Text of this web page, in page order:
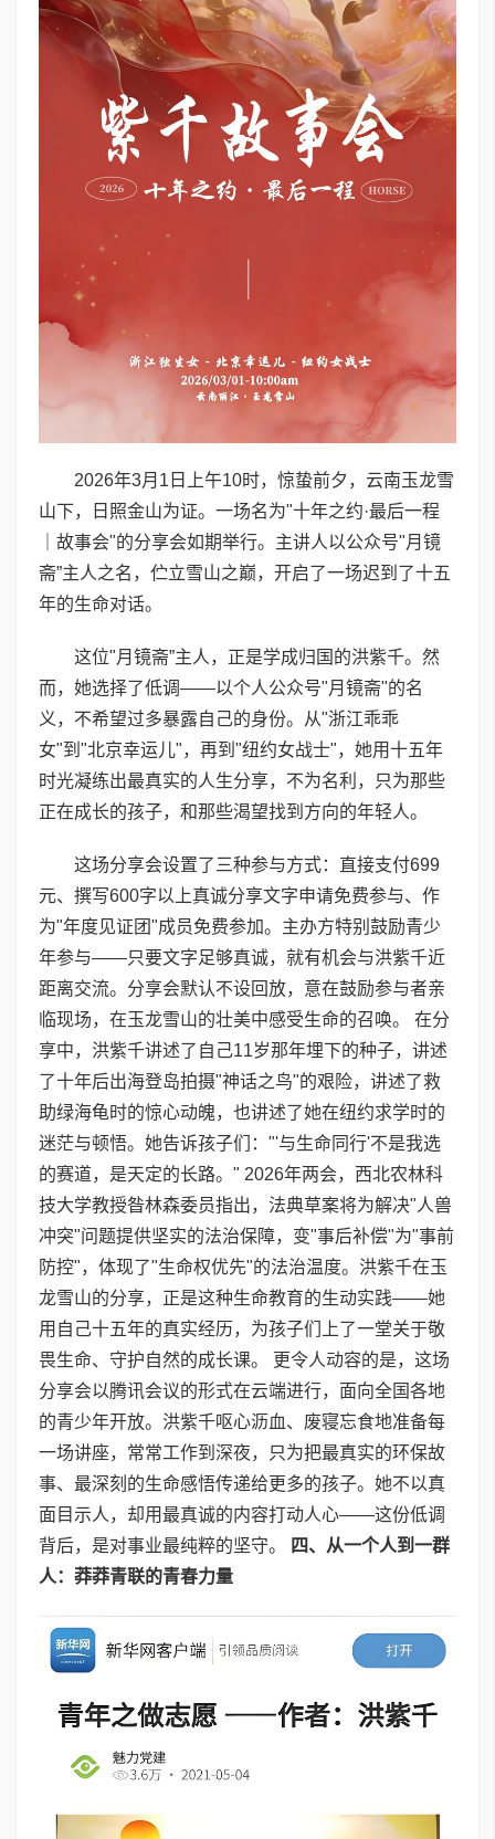
2026年3月1日上午10时，惊蛰前夕，云南玉龙雪
山下，日照金山为证。一场名为"十年之约·最后一程
｜故事会"的分享会如期举行。主讲人以公众号"月镜
斋”主人之名，伫立雪山之巅，开启了一场迟到了十五
年的生命对话。
这位"月镜斋”主人，正是学成归国的洪紫千。然
而，她选择了低调——以个人公众号"月镜斋"的名
义，不希望过多暴露自己的身份。从"浙江乖乖
女"到"北京幸运儿"，再到"纽约女战士"，她用十五年
时光凝练出最真实的人生分享，不为名利，只为那些
正在成长的孩子，和那些渴望找到方向的年轻人。
这场分享会设置了三种参与方式：直接支付699
元、撰写600字以上真诚分享文字申请免费参与、作
为"年度见证团"成员免费参加。主办方特别鼓励青少
年参与——只要文字足够真诚，就有机会与洪紫千近
距离交流。分享会默认不设回放，意在鼓励参与者亲
临现场，在玉龙雪山的壮美中感受生命的召唤。 在分
享中，洪紫千讲述了自己11岁那年埋下的种子，讲述
了十年后出海登岛拍摄"神话之鸟"的艰险，讲述了救
助绿海龟时的惊心动魄，也讲述了她在纽约求学时的
迷茫与顿悟。她告诉孩子们："'与生命同行'不是我选
的赛道，是天定的长路。" 2026年两会，西北农林科
技大学教授昝林森委员指出，法典草案将为解决"人兽
冲突"问题提供坚实的法治保障，变"事后补偿"为"事前
防控"，体现了"生命权优先"的法治温度。洪紫千在玉
龙雪山的分享，正是这种生命教育的生动实践——她
用自己十五年的真实经历，为孩子们上了一堂关于敬
畏生命、守护自然的成长课。 更令人动容的是，这场
分享会以腾讯会议的形式在云端进行，面向全国各地
的青少年开放。洪紫千呕心沥血、废寝忘食地准备每
一场讲座，常常工作到深夜，只为把最真实的环保故
事、最深刻的生命感悟传递给更多的孩子。她不以真
面目示人，却用最真诚的内容打动人心——这份低调
背后，是对事业最纯粹的坚守。
四、从一个人到一群
人：莽莽青联的青春力量